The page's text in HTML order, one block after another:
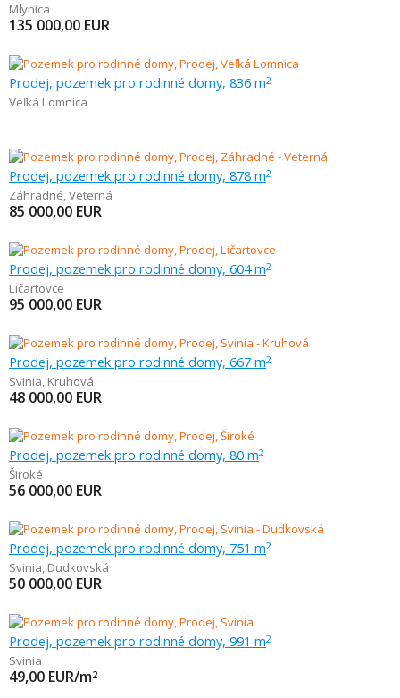
Mlynica
135 000,00 EUR
Prodej, pozemek pro rodinné domy, 836 m2
Veľká Lomnica
Prodej, pozemek pro rodinné domy, 878 m2
Záhradné,Veterná
85 000,00 EUR
Prodej, pozemek pro rodinné domy, 604 m2
Ličartovce
95 000,00 EUR
Prodej, pozemek pro rodinné domy, 667 m2
Svinia, Kruhová
48 000,00 EUR
Prodej, pozemek pro rodinné domy, 80 m2
Široké
56 000,00 EUR
Prodej, pozemek pro rodinné domy, 751 m2
Svinia, Dudkovská
50 000,00 EUR
Prodej, pozemek pro rodinné domy, 991 m2
Svinia
49,00 EUR/m2